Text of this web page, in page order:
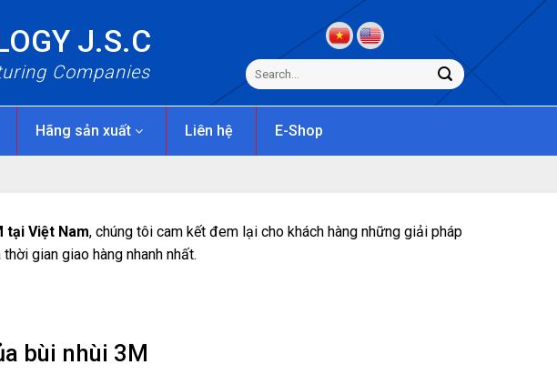
J.S.C
Companies
Hãng sản xuất Liên hệ E-Shop
tại Việt Nam, chúng tôi cam kết đem lại cho khách hàng những giải pháp
gian giao hàng nhanh nhất.
bùi nhùi 3M